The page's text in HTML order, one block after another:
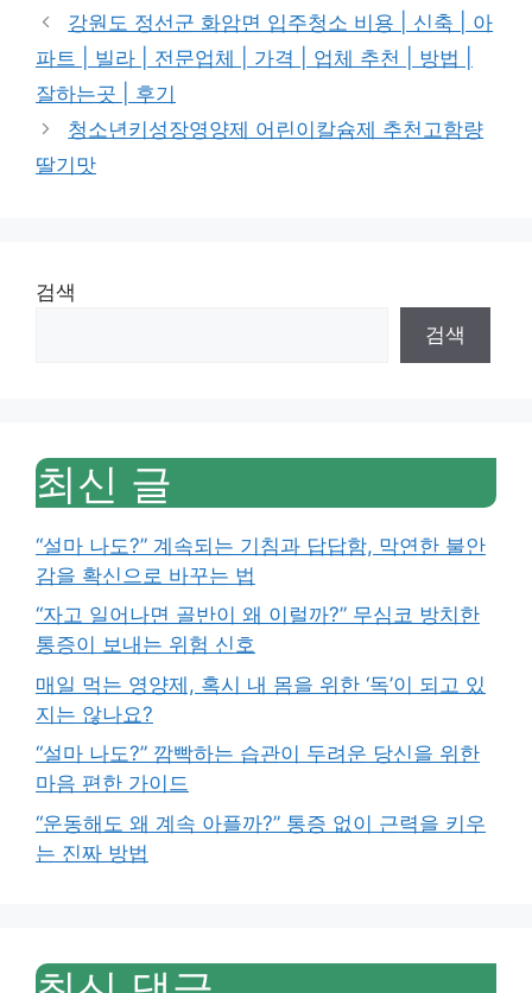
강원도 정선군 화암면 입주청소 비용 | 신축 | 아
파트 | 빌라 | 전문업체 | 가격 | 업체 추천 | 방법 |
잘하는곳 | 후기
청소년키성장영양제 어린이칼슘제 추천고함량
딸기맛
검색
검색
최신 글
“설마 나도?” 계속되는 기침과 답답함, 막연한 불안
감을 확신으로 바꾸는 법
“자고 일어나면 골반이 왜 이럴까?” 무심코 방치한
통증이 보내는 위험 신호
매일 먹는 영양제, 혹시 내 몸을 위한 ‘독’이 되고 있
지는 않나요?
“설마 나도?” 깜빡하는 습관이 두려운 당신을 위한
마음 편한 가이드
“운동해도 왜 계속 아플까?” 통증 없이 근력을 키우
는 진짜 방법